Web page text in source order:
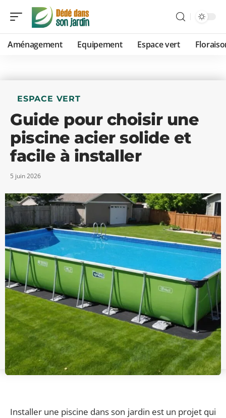
Aménagement Equipement Espace vert
ESPACE VERT
Guide pour choisir une
piscine acier solide et
facile à installer
5 juin 2026
Installer une piscine dans son jardin est un projet qui